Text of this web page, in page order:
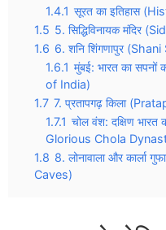
1.4.1 सूरत का इतिहास
1.5 5. सिद्धिविनायक मंदिर
1.6 6. शनि शिंगणापुर
1.6.1 मुंबई: भारत का
of India)
1.7 7. प्रतापगढ़ किला
1.7.1 चोल वंश: दक्षिण भारत
Glorious Chola
1.8 8. लोनावाला और कार्ला
Caves)